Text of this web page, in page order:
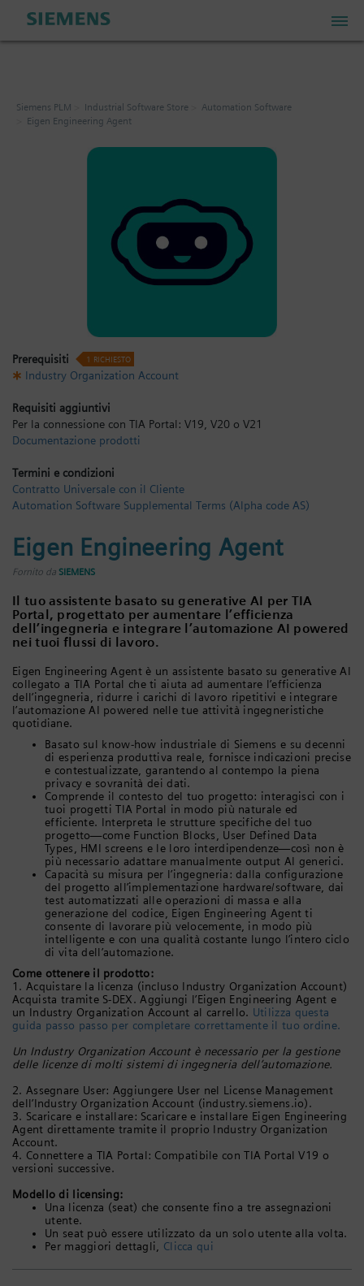
Industrial Software Store
Il mio carrello: 0 articoli
Registrati
Siemens PLM Industrial Software Store
Automation Software
Eigen Engineering Agent
Prerequisiti 1 RICHIESTO
Industry Organization Account
Requisiti aggiuntivi
Per la connessione con TIA Portal: V19, V20 o V21
Documentazione prodotti
Termini e condizioni
Contratto Universale con il Cliente
Automation Software Supplemental Terms (Alpha code AS)
Eigen Engineering Agent
Fornito da SIEMENS
Il tuo assistente basato su generative AI per TIA
Portal, progettato per aumentare l’efficienza
dell’ingegneria e integrare l’automazione AI powered
nei tuoi flussi di lavoro.
Eigen Engineering Agent è un assistente basato su generative AI
collegato a TIA Portal che ti aiuta ad aumentare l’efficienza
dell’ingegneria, ridurre i carichi di lavoro ripetitivi e integrare
l’automazione AI powered nelle tue attività ingegneristiche
quotidiane.
Basato sul know-how industriale di Siemens e su decenni
di esperienza produttiva reale, fornisce indicazioni precise
e contestualizzate, garantendo al contempo la piena
privacy e sovranità dei dati.
Comprende il contesto del tuo progetto: interagisci con i
tuoi progetti TIA Portal in modo più naturale ed
efficiente. Interpreta le strutture specifiche del tuo
progetto—come Function Blocks, User Defined Data
Types, HMI screens e le loro interdipendenze—così non è
più necessario adattare manualmente output AI generici.
Capacità su misura per l’ingegneria: dalla configurazione
del progetto all’implementazione hardware/software, dai
test automatizzati alle operazioni di massa e alla
generazione del codice, Eigen Engineering Agent ti
consente di lavorare più velocemente, in modo più
intelligente e con una qualità costante lungo l’intero ciclo
di vita dell’automazione.
Come ottenere il prodotto:
1. Acquistare la licenza (incluso Industry Organization Account)
Acquista tramite S-DEX. Aggiungi l’Eigen Engineering Agent e
un Industry Organization Account al carrello. Utilizza questa
guida passo passo per completare correttamente il tuo ordine.
Un Industry Organization Account è necessario per la gestione
delle licenze di molti sistemi di ingegneria dell’automazione.
2. Assegnare User: Aggiungere User nel License Management
dell’Industry Organization Account (industry.siemens.io).
3. Scaricare e installare: Scaricare e installare Eigen Engineering
Agent direttamente tramite il proprio Industry Organization
Account.
4. Connettere a TIA Portal: Compatibile con TIA Portal V19 o
versioni successive.
Modello di licensing:
Una licenza (seat) che consente fino a tre assegnazioni
utente.
Un seat può essere utilizzato da un solo utente alla volta.
Per maggiori dettagli, Clicca qui